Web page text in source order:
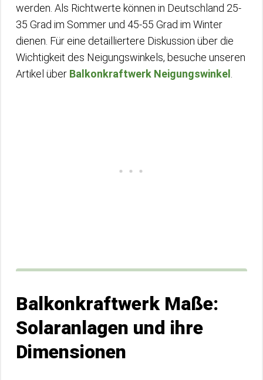
werden. Als Richtwerte können in Deutschland 25-
35 Grad im Sommer und 45-55 Grad im Winter
dienen. Für eine detailliertere Diskussion über die
Wichtigkeit des Neigungswinkels, besuche unseren
Artikel über Balkonkraftwerk Neigungswinkel
Balkonkraftwerk Maße:
Solaranlagen und ihre
Dimensionen